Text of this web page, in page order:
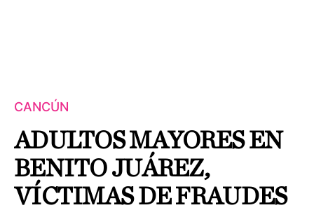
CANCÚN
ADULTOS MAYORES EN
BENITO JUÁREZ,
VÍCTIMAS DE FRAUDES